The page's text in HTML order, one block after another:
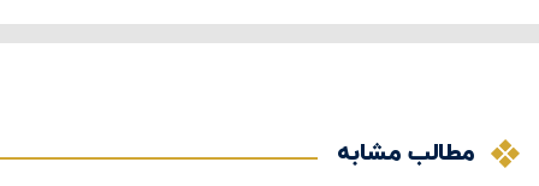
مطالب مشابه